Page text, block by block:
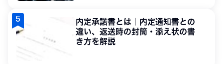
内定承諾書とは｜内定通知書との
違い、返送時の封筒・添え状の書
き方を解説